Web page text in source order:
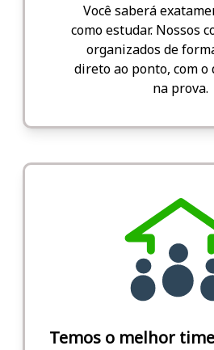
Você saberá
como estudar. Nossos
organizados de
direto ao ponto, com o
na prova.
Temos o melhor